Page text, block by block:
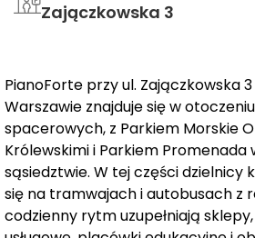
forma, inspirowana
Lokalizacja w otoczeniu zieleni
Inwestycja powstaje w
malowniczych części Mokotowa,
terenów zielonych. Bliskość
Łazienki Królewskie
Zajączkowska 3
PianoForte przy ul. Zajączkowska
Warszawie znajduje się w
spacerowych, z Parkiem Morskie
Królewskimi i Parkiem Promenada
sąsiedztwie. W tej części dzielnicy
się na tramwajach i autobusach z
codzienny rytm uzupełniają